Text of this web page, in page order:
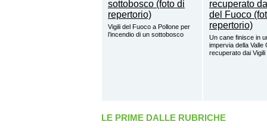
Vigili del Fuoco a Pollone per
l’incendio di un sottobosco
Un cane finisce in
impervia della Valle
recuperato dai
LE PRIME DALLE RUBRICHE